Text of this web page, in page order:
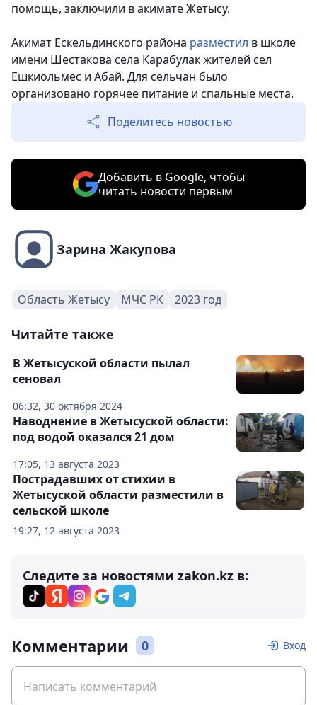
помощь, заключили в акимате Жетысу.
Акимат Ескельдинского района разместил в школе
имени Шестакова села Карабулак жителей сел
Ешкиольмес и Абай. Для сельчан было
организовано горячее питание и спальные места.
Поделитесь новостью
Добавить в Google, чтобы
читать новости первым
Зарина Жакупова
Область Жетысу МЧС РК 2023 год
Читайте также
06:32, 30 октября 2024
В Жетысуской области пылал
сеновал
17:05, 13 августа 2023
Наводнение в Жетысуской области:
под водой оказался 21 дом
19:27, 12 августа 2023
Пострадавших от стихии в
Жетысуской области разместили в
сельской школе
Следите за новостями zakon.kz в:
Комментарии 0 Вход